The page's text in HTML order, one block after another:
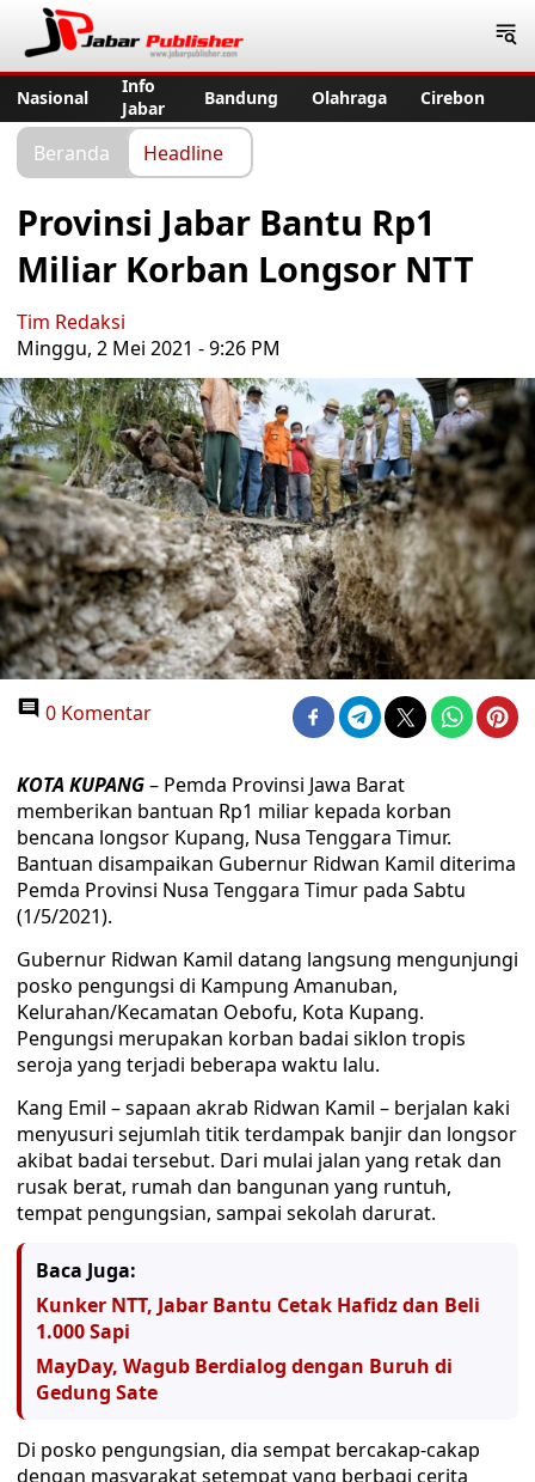
Nasional
Info
Jabar
Bandung Olahraga Cirebon
Beranda Headline
Provinsi Jabar Bantu Rp1
Miliar Korban Longsor NTT
Tim Redaksi
Minggu, 2 Mei 2021 - 9:26 PM
0 Komentar
KOTA KUPANG– Pemda Provinsi Jawa Barat
memberikan bantuan Rp1 miliar kepada korban
bencana longsor Kupang, Nusa Tenggara Timur.
Bantuan disampaikan Gubernur Ridwan Kamil diterima
Pemda Provinsi Nusa Tenggara Timur pada Sabtu
(1/5/2021).
Gubernur Ridwan Kamil datang langsung mengunjungi
posko pengungsi di Kampung Amanuban,
Kelurahan/Kecamatan Oebofu, Kota Kupang.
Pengungsi merupakan korban badai siklon tropis
seroja yang terjadi beberapa waktu lalu.
Kang Emil – sapaan akrab Ridwan Kamil – berjalan kaki
menyusuri sejumlah titik terdampak banjir dan longsor
akibat badai tersebut. Dari mulai jalan yang retak dan
rusak berat, rumah dan bangunan yang runtuh,
tempat pengungsian, sampai sekolah darurat.
Baca Juga:
Kunker NTT, Jabar Bantu Cetak Hafidz dan Beli
1.000 Sapi
MayDay, Wagub Berdialog dengan Buruh di
Gedung Sate
Di posko pengungsian, dia sempat bercakap-cakap
dengan masyarakat setempat yang berbagi cerita